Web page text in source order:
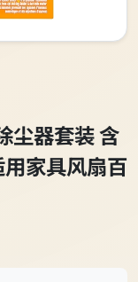
尘器套装 含
家具风扇百